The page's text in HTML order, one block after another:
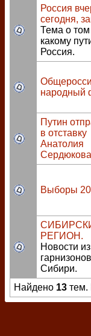
Россия
сегодня,
Тема о
какому
Россия.
народный
Путин
в отставку
Анатолия
Сердюкова
Выборы
РЕГИОН.
Новости из
гарнизонов
Сибири.
Найдено 13 тем.